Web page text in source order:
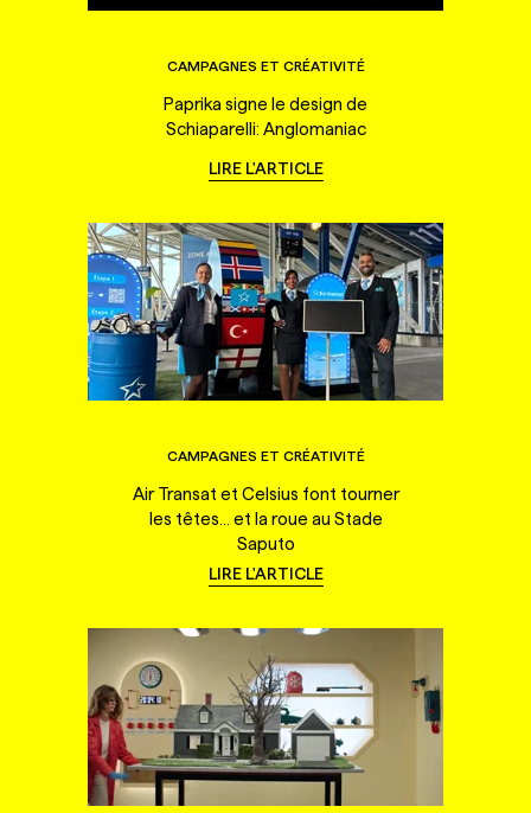
CAMPAGNES ET CRÉATIVITÉ
Paprika signe le design de
Schiaparelli: Anglomaniac
LIRE L'ARTICLE
CAMPAGNES ET CRÉATIVITÉ
Air Transat et Celsius font tourner
les têtes... et la roue au Stade
Saputo
LIRE L'ARTICLE